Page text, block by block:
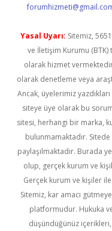
Yasal Uyarı: Sitemiz,
ve İletişim Kurumu (BTK)
olarak hizmet
olarak denetleme veya
Ancak, üyelerimiz
siteye üye olarak bu
sitesi, herhangi bir marka,
bulunmamaktadır. Sitede
paylaşılmaktadır. Burada
olup, gerçek kurum ve
Gerçek kurum ve kişiler
Sitemiz, kar amacı
platformudur. Hukuka
düşündüğünüz içerikleri,